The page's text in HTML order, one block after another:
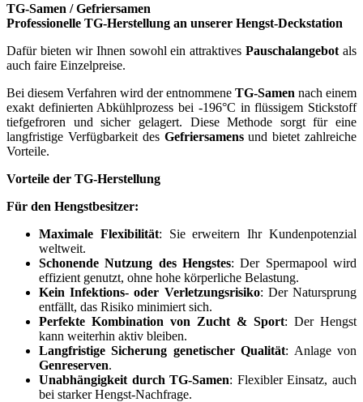
TG-Samen / Gefriersamen
Professionelle TG-Herstellung an unserer Hengst-Deckstation
Dafür bieten wir Ihnen sowohl ein attraktivesPauschalangebot als
auch faire Einzelpreise.
Bei diesem Verfahren wird der entnommene TG-Samen nach einem
exakt definierten Abkühlprozess bei -196°C in flüssigem Stickstoff
tiefgefroren und sicher gelagert. Diese Methode sorgt für eine
langfristige Verfügbarkeit des Gefriersamensund bietet zahlreiche
Vorteile.
Vorteile der TG-Herstellung
Für den Hengstbesitzer:
Maximale Flexibilität: Sie erweitern Ihr Kundenpotenzial
weltweit.
Schonende Nutzung des Hengstes: Der Spermapool wird
effizient genutzt, ohne hohe körperliche Belastung.
Kein Infektions- oder Verletzungsrisiko: Der Natursprung
entfällt, das Risiko minimiert sich.
Perfekte Kombination von Zucht & Sport: Der Hengst
kann weiterhin aktiv bleiben.
Langfristige Sicherung genetischer Qualität: Anlage von
Genreserven.
Unabhängigkeit durch TG-Samen: Flexibler Einsatz, auch
bei starker Hengst-Nachfrage.